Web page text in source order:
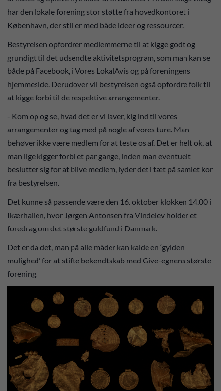
har den lokale forening stor støtte fra hovedkontoret i
København, der stiller med både ideer og ressourcer.
Bestyrelsen opfordrer medlemmerne til at kigge godt og
grundigt til det udsendte aktivitetsprogram, som man kan se
både på Facebook, i Vores LokalAvis og på foreningens
hjemmeside. Derudover vil bestyrelsen også opfordre folk til
at kigge forbi til de respektive arrangementer.
- Kom op og se, hvad det er vi laver, kig ind til vores
arrangementer og tag med på nogle af vores ture. Man
behøver ikke være medlem for at teste os af. Det er helt ok, at
man lige kigger forbi et par gange, inden man eventuelt
beslutter sig for at blive medlem, lyder det i tæt på samlet kor
fra bestyrelsen.
Det kunne så passende være den 16. oktober klokken 14.00 i
Ikærhallen, hvor Jørgen Antonsen fra Vindelev holder et
foredrag om det største guldfund i Danmark.
Det er da det, man på alle måder kan kalde en ‘gylden
mulighed’ for at stifte bekendtskab med Give-egnens største
forening.